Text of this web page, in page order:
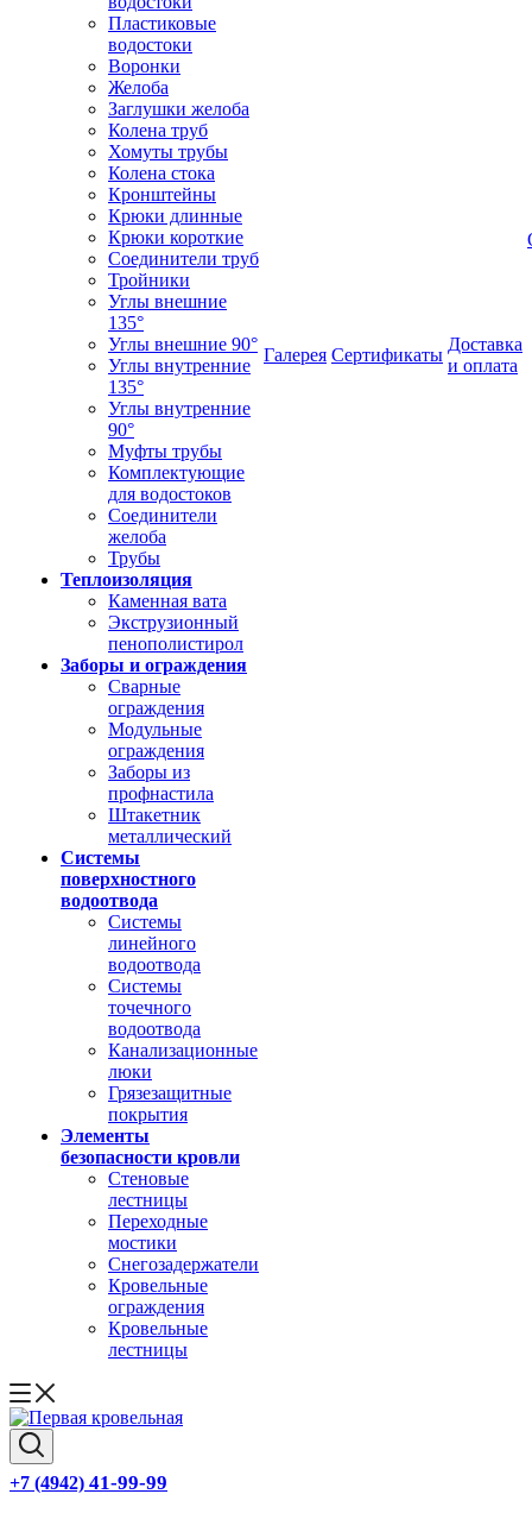
Пластиковые
водостоки
Воронки
Желоба
Заглушки желоба
Колена труб
Хомуты трубы
Колена стока
Кронштейны
Крюки длинные
Крюки короткие
Соединители труб
Тройники
Углы внешние
135°
Углы внешние 90°
Углы внутренние
135°
Углы внутренние
90°
Муфты трубы
Комплектующие
для водостоков
Соединители
желоба
Трубы
Теплоизоляция
Каменная вата
Экструзионный
пенополистирол
Заборы и ограждения
Сварные
ограждения
Модульные
ограждения
Заборы из
профнастила
Штакетник
металлический
Системы
поверхностного
водоотвода
Системы
линейного
водоотвода
Системы
точечного
водоотвода
Канализационные
люки
Грязезащитные
покрытия
Элементы
безопасности кровли
Стеновые
лестницы
Переходные
мостики
Снегозадержатели
Кровельные
ограждения
Кровельные
лестницы
Галерея Сертификаты
Доставка
и оплата
+7 (4942) 41-99-99